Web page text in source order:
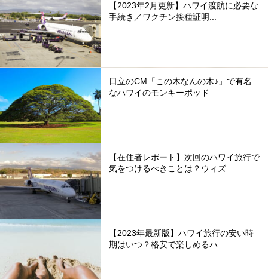
【2023年2月更新】ハワイ渡航に必要な
手続き／ワクチン接種証明...
日立のCM「この木なんの木♪」で有名
なハワイのモンキーポッド
【在住者レポート】次回のハワイ旅行で
気をつけるべきことは？ウィズ...
【2023年最新版】ハワイ旅行の安い時
期はいつ？格安で楽しめるハ...